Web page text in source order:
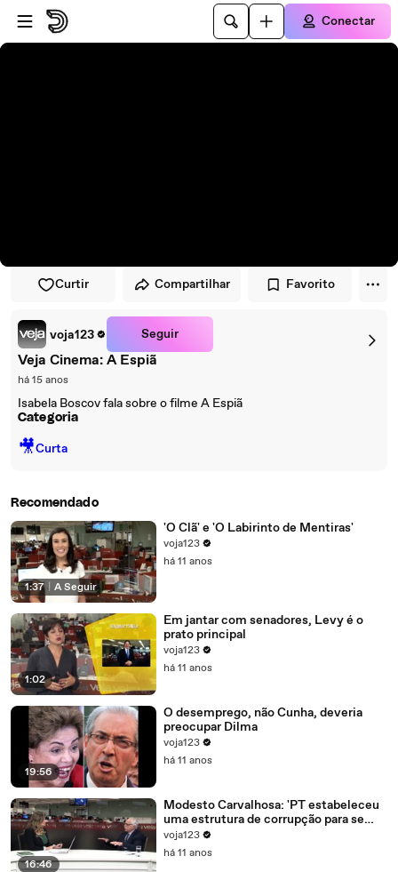
Pular para o player
Ir para o conteúdo principal
Conectar
Curtir Compartilhar Favorito
voja123 Seguir
Veja Cinema: A Espiã
há 15 anos
Isabela Boscov fala sobre o filme A Espiã
Categoria
🎥Curta
Recomendado
1:37 A Seguir
'O Clã' e 'O Labirinto de Mentiras'
voja123
há 11 anos
1:02
Em jantar com senadores, Levy é o
prato principal
voja123
há 11 anos
19:56
O desemprego, não Cunha, deveria
preocupar Dilma
voja123
há 11 anos
16:46
Modesto Carvalhosa: 'PT estabeleceu
uma estrutura de corrupção para se
manter no poder'
voja123
há 11 anos